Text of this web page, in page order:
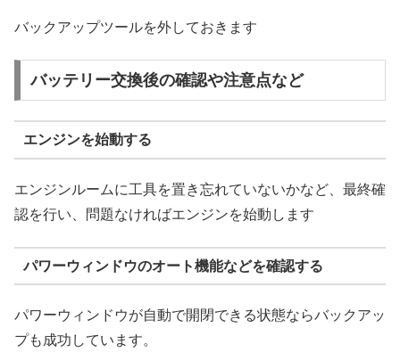
バックアップツールを外しておきます
バッテリー交換後の確認や注意点など
エンジンを始動する
エンジンルームに工具を置き忘れていないかなど、最終確
認を行い、問題なければエンジンを始動します
パワーウィンドウのオート機能などを確認する
パワーウィンドウが自動で開閉できる状態ならバックアッ
プも成功しています。